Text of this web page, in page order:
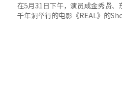
在5月31日下午，演员成金秀贤、
千年洞举行的电影《REAL》的